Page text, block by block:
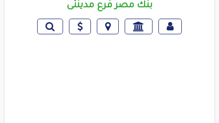
بنك مصر فرع مدينتى